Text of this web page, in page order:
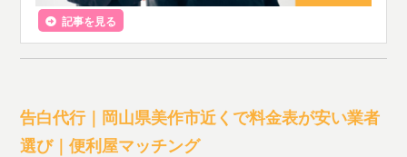
記事を見る
告白代行｜岡山県美作市近くで料金表が安い業者
選び｜便利屋マッチング